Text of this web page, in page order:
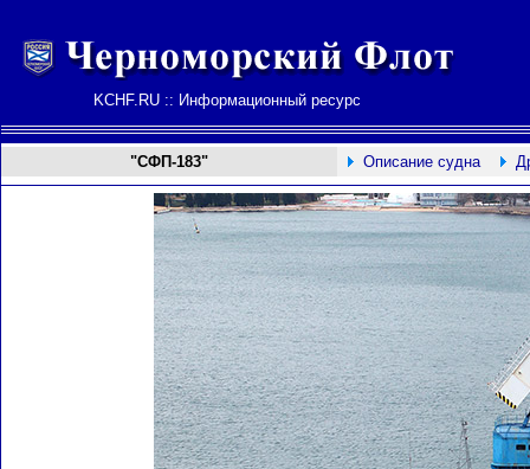
KCHF.RU :: Информационный ресурс
"СФП-183" Описание судна